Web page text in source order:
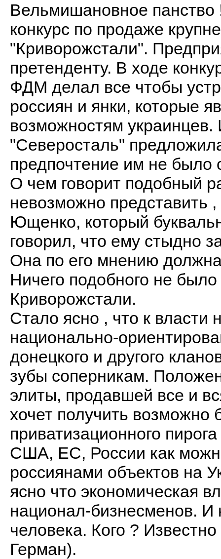
Вельмишановное
конкурс по продаже
"Криворожстали".
претенденту. В ходе
ФДМ делал все чтобы
россиян и янки, которые
возможностям
"Северосталь"
предпочтение им не было
О чем говорит подобный
невозможно представить
Ющенко, который
говорил, что ему стыдно
Она по его мнению
Ничего подобного не
Криворожстали.
Стало ясно , что к власти
национально-
донецкого и другого
зубы соперникам.
элиты, продавшей все и
хочет получить
приватизационного
США, ЕС, России как
россиянами объектов на
ясно что экономическая
национал-бизнесменов. И
человека. Кого ?
Герман).